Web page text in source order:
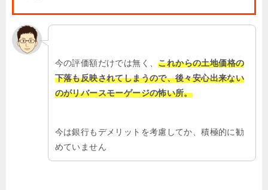
今の評価額だけでは無く、これからの土地価格の
下落も反映されてしまうので、後々安心出来ない
のがリバースモーゲージの怖い所。
今は銀行もデメリットを考慮してか、積極的に勧
めていません